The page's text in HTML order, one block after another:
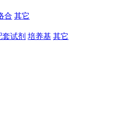
合 其它
套试剂 培养基 其它